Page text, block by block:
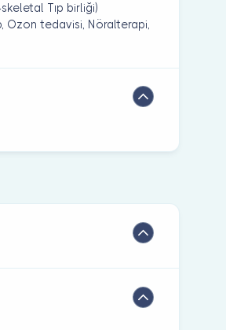
Tıp birliği)
Ozon tedavisi, Nöralterapi,